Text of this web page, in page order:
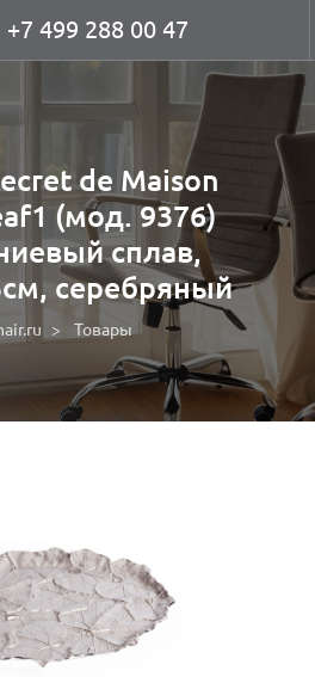
+7 499 288 00 47
de Maison
(мод. 9376)
сплав,
серебряный
Товары